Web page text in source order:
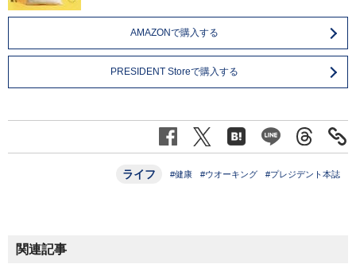
AMAZONで購入する
PRESIDENT Storeで購入する
ライフ #健康 #ウオーキング #プレジデント本誌
関連記事